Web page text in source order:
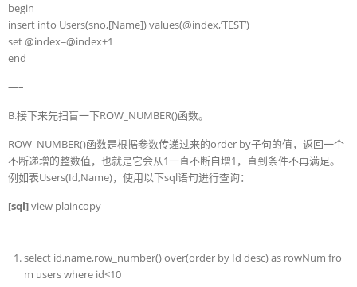
begin
insert into Users(sno,[Name]) values(@index,’TEST’)
set @index=@index+1
end
—–
B.接下来先扫盲一下ROW_NUMBER()函数。
ROW_NUMBER()函数是根据参数传递过来的order by子句的值，返回一个
不断递增的整数值，也就是它会从1一直不断自增1，直到条件不再满足。
例如表Users(Id,Name)，使用以下sql语句进行查询：
[sql]view plaincopy
select id,name,row_number() over(order by Id desc)as rowNum fro
m userswhere id<10